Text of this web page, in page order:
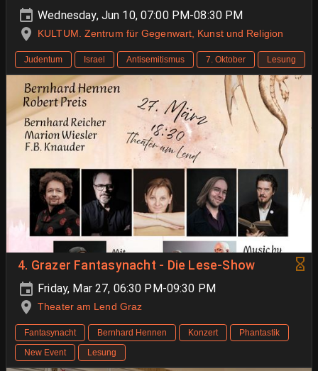
Wednesday, Jun 10, 07:00 PM-08:30 PM
KULTUM. Zentrum für Gegenwart, Kunst und Religion
Judentum Israel Antisemitismus 7. Oktober Lesung
4. Grazer Fantasynacht - Die Lese-Show
Friday, Mar 27, 06:30 PM-09:30 PM
Theater am Lend Graz
Fantasynacht Bernhard Hennen Konzert
Phantastik
New Event
Lesung